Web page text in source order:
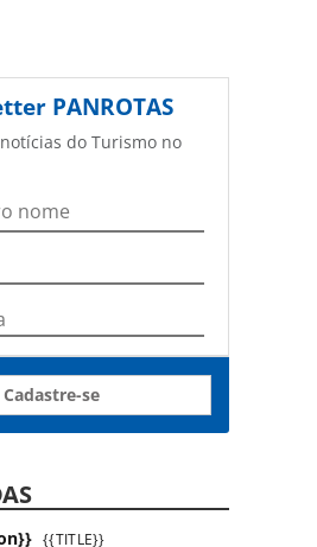
PANROTAS
do Turismo no
Cadastre-se